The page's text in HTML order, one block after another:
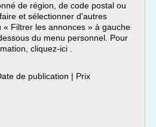
de région, de code postal ou
et sélectionner d'autres
Filtrer les annonces » à gauche
du menu personnel. Pour
cliquez-ici .
de publication | Prix